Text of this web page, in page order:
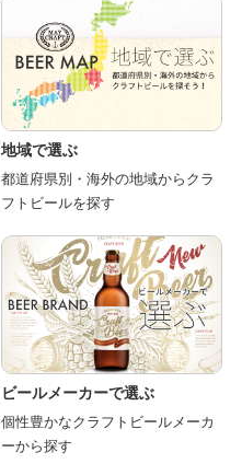
地域で選ぶ
都道府県別・海外の地域からクラ
フトビールを探す
ビールメーカーで選ぶ
個性豊かなクラフトビールメーカ
ーから探す